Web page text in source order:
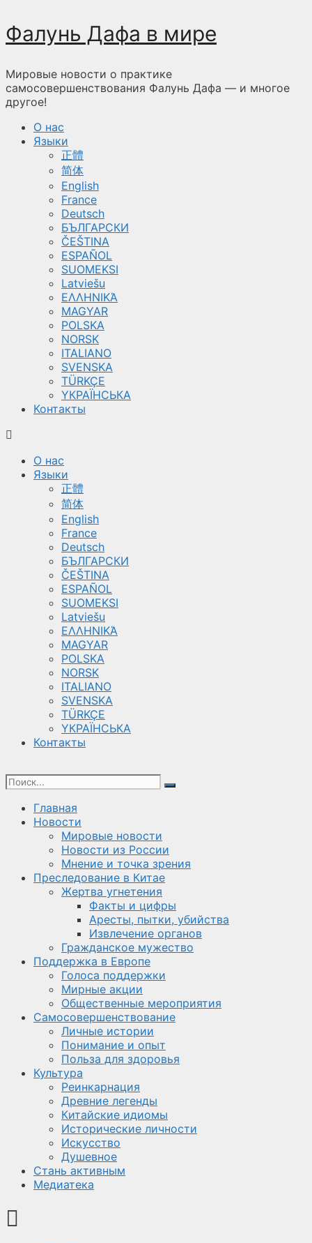
Перейти
к
Фалунь Дафа в мире
Мировые новости о практике
самосовершенствования Фалунь Дафа — и многое
другое!
О нас
Языки
正體
简体
English
France
Deutsch
БЪЛГАРСКИ
ČEŠTINA
ESPAÑOL
SUOMEKSI
Latviešu
ΕΛΛΗΝΙΚΆ
MAGYAR
POLSKA
NORSK
ITALIANO
SVENSKA
TÜRKÇE
YКРАЇНСЬКА
Контакты
О нас
Языки
正體
简体
English
France
Deutsch
БЪЛГАРСКИ
ČEŠTINA
ESPAÑOL
SUOMEKSI
Latviešu
ΕΛΛΗΝΙΚΆ
MAGYAR
POLSKA
NORSK
ITALIANO
SVENSKA
TÜRKÇE
YКРАЇНСЬКА
Контакты
Главная
Новости
Мировые новости
Новости из России
Мнение и точка зрения
Преследование в Китае
Жертва угнетения
Факты и цифры
Аресты, пытки, убийства
Извлечение органов
Гражданское мужество
Поддержка в Европе
Голоса поддержки
Мирные акции
Общественные мероприятия
Самосовершенствование
Личные истории
Понимание и опыт
Польза для здоровья
Культура
Реинкарнация
Древние легенды
Китайские идиомы
Исторические личности
Искусство
Душевное
Стань активным
Медиатека